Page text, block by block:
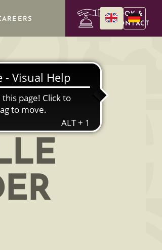
BOOK &
CONTACT
IM